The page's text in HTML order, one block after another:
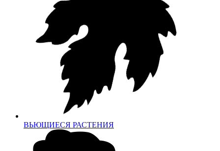
ВЬЮЩИЕСЯ РАСТЕНИЯ